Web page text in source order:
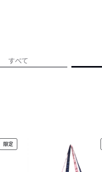
人気記事ラ
フォーカス
セールおす
すべて
限定